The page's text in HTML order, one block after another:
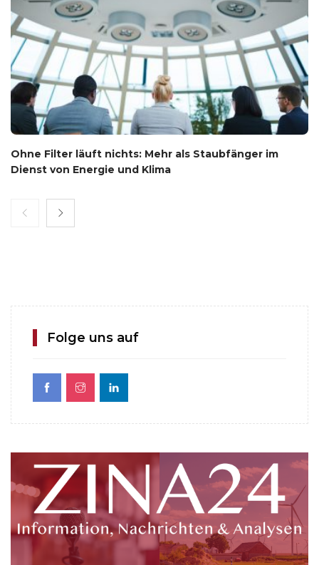
Ohne Filter läuft nichts: Mehr als Staubfänger im
Dienst von Energie und Klima
Folge uns auf